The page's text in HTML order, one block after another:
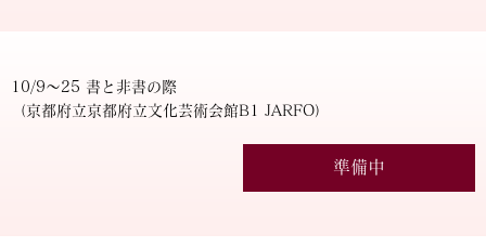
10/9～25 書と非書の際
（京都府立京都府立文化芸術会館B1 JARFO）
準備中